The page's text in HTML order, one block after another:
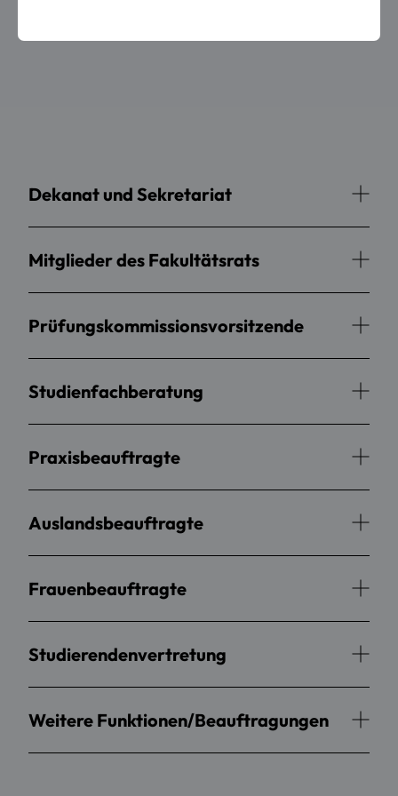
Dekanat und Sekretariat
Mitglieder des Fakultätsrats
Prüfungskommissionsvorsitzende
Studienfachberatung
Praxisbeauftragte
Auslandsbeauftragte
Frauenbeauftragte
Studierendenvertretung
Weitere Funktionen/Beauftragungen